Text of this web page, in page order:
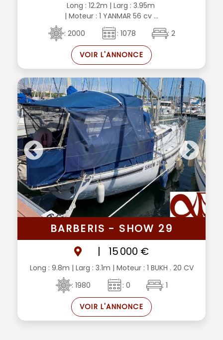
Long : 12.2m | Larg : 3.95m
| Moteur : 1 YANMAR 56 cv ...
: 2000
: 1078 : 2
VOIR L'ANNONCE
BARBERIS - SHOW 29
|
15 000 €
Long : 9.8m | Larg : 3.1m | Moteur : 1 BUKH . 20 CV
: 1980
: 0 : 1
VOIR L'ANNONCE